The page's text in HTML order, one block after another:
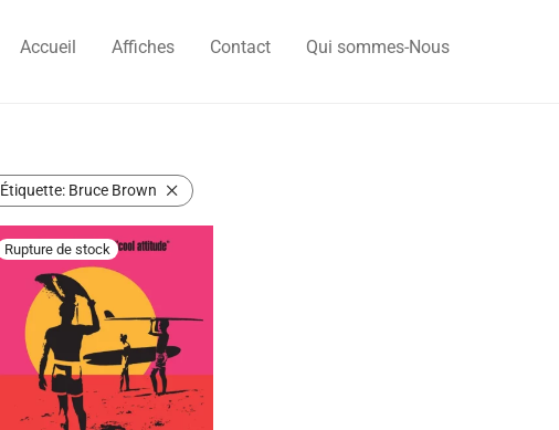
Accueil Affiches Contact Qui sommes-Nous
Étiquette: Bruce Brown